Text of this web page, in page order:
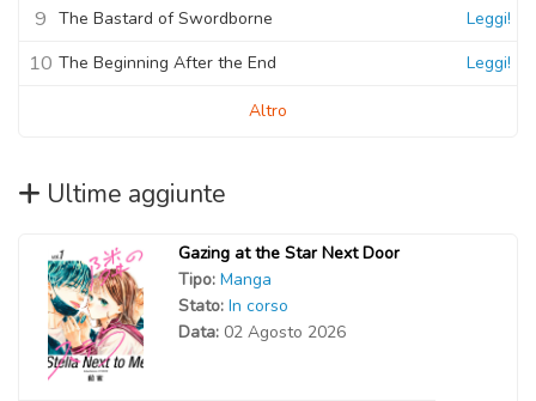
9 The Bastard of Swordborne Leggi!
10 The Beginning After the End Leggi!
Altro
Ultime aggiunte
Gazing at the Star Next Door
Tipo: Manga
Stato: In corso
Data: 02 Agosto 2026